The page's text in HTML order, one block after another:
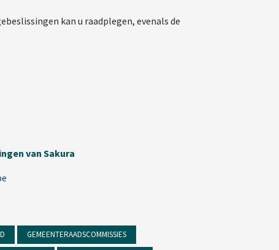
kan u raadplegen, evenals de
van Sakura
GEMEENTERAADSCOMMISSIES